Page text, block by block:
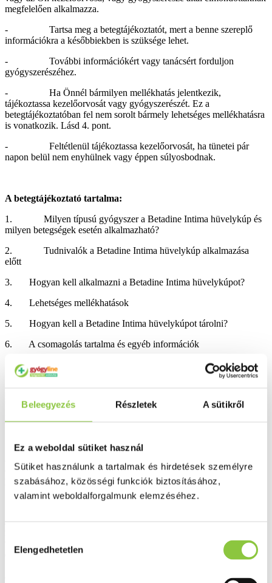
Beleegyezés Részletek A sütikről
Ez a weboldal sütiket használ
Sütiket használunk a tartalmak és hirdetések személyre
szabásához, közösségi funkciók biztosításához,
valamint weboldalforgalmunk elemzéséhez.
kiválasztása
Elengedhetetlen
megfelelően alkalmazza.
- Tartsa meg a betegtájékoztatót, mert a benne szereplő
információkra a későbbiekben is szüksége lehet.
- További információkért vagy tanácsért forduljon
gyógyszerészéhez.
- Ha Önnél bármilyen mellékhatás jelentkezik,
tájékoztassa kezelőorvosát vagy gyógyszerészét. Ez a
betegtájékoztatóban fel nem sorolt bármely lehetséges mellékhatásra
is vonatkozik. Lásd 4. pont.
- Feltétlenül tájékoztassa kezelőorvosát, ha tünetei pár
napon belül nem enyhülnek vagy éppen súlyosbodnak.
A betegtájékoztató tartalma:
1. Milyen típusú gyógyszer a Betadine Intima hüvelykúp és
milyen betegségek esetén alkalmazható?
2. Tudnivalók a Betadine Intima hüvelykúp alkalmazása
előtt
3. Hogyan kell alkalmazni a Betadine Intima hüvelykúpot?
4. Lehetséges mellékhatások
5. Hogyan kell a Betadine Intima hüvelykúpot tárolni?
6. A csomagolás tartalma és egyéb információk
1. Milyen típusú gyógyszer a Betadine Intima hüvelykúp és
a baktériumokat, vírusokat és gombákat, valamint némelyik
protozoont (egysejtű élősködő).
fertőzések
esetén.